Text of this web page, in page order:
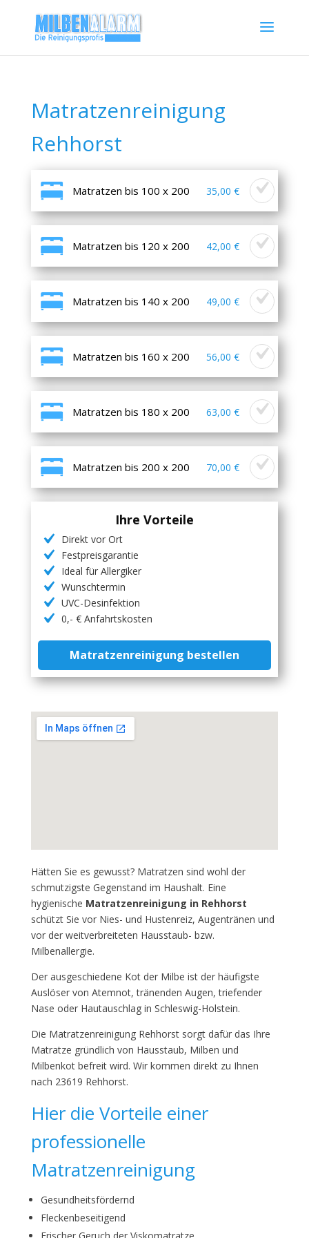
Matratzenreinigung
Rehhorst
Matratzen bis 100 x 200 35,00 €
Matratzen bis 120 x 200 42,00 €
Matratzen bis 140 x 200 49,00 €
Matratzen bis 160 x 200 56,00 €
Matratzen bis 180 x 200 63,00 €
Matratzen bis 200 x 200 70,00 €
Ihre Vorteile
Direkt vor Ort
Festpreisgarantie
Ideal für Allergiker
Wunschtermin
UVC-Desinfektion
0,- € Anfahrtskosten
Matratzenreinigung bestellen
Hätten Sie es gewusst? Matratzen sind wohl der
schmutzigste Gegenstand im Haushalt. Eine
hygienische Matratzenreinigung in Rehhorst
schützt Sie vor Nies- und Hustenreiz, Augentränen und
vor der weitverbreiteten Hausstaub- bzw.
Milbenallergie.
Der ausgeschiedene Kot der Milbe ist der häufigste
Auslöser von Atemnot, tränenden Augen, triefender
Nase oder Hautauschlag in Schleswig-Holstein.
Die Matratzenreinigung Rehhorst sorgt dafür das Ihre
Matratze gründlich von Hausstaub, Milben und
Milbenkot befreit wird. Wir kommen direkt zu Ihnen
nach 23619 Rehhorst.
Hier die Vorteile einer
professionelle
Matratzenreinigung
Gesundheitsfördernd
Fleckenbeseitigend